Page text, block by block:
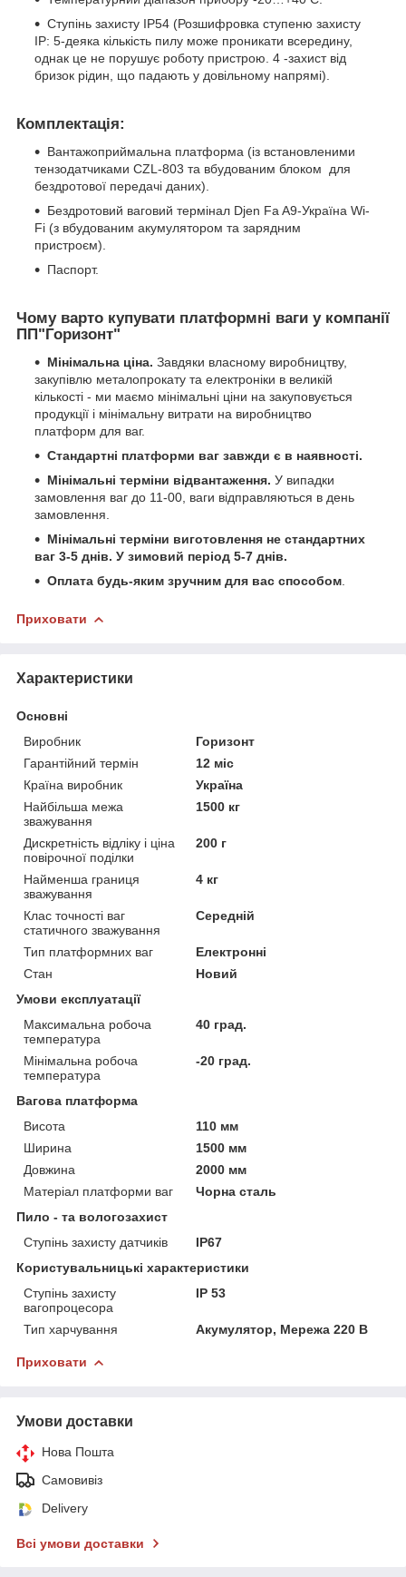
Ступінь захисту IP54 (Розшифровка ступеню захисту
IP: 5-деяка кількість пилу може проникати всередину,
однак це не порушує роботу пристрою. 4 -захист від
бризок рідин, що падають у довільному напрямі).
Комплектація:
Вантажоприймальна платформа (із встановленими
тензодатчиками CZL-803 та вбудованим блоком для
бездротової передачі даних).
Бездротовий ваговий термінал Djen Fa A9-Україна Wi-
Fi (з вбудованим акумулятором та зарядним
пристроєм).
Паспорт.
Чому варто купувати платформні ваги у компанії
ПП"Горизонт"
Мінімальна ціна. Завдяки власному виробництву,
закупівлю металопрокату та електроніки в великій
кількості - ми маємо мінімальні ціни на закуповується
продукції і мінімальну витрати на виробництво
платформ для ваг.
Стандартні платформи ваг завжди є в наявності.
Мінімальні терміни відвантаження. У випадки
замовлення ваг до 11-00, ваги відправляються в день
замовлення.
Мінімальні терміни виготовлення не стандартних
ваг 3-5 днів. У зимовий період 5-7 днів.
Оплата будь-яким зручним для вас способом
Приховати
Характеристики
Основні
Виробник
Горизонт
Гарантійний термін
12 міс
Країна виробник
Україна
Найбільша межа
зважування
1500 кг
Дискретність відліку і ціна
повірочної поділки
200 г
Найменша границя
зважування
4 кг
Клас точності ваг
статичного зважування
Середній
Тип платформних ваг
Електронні
Стан
Новий
Умови експлуатації
Максимальна робоча
температура
40 град.
Мінімальна робоча
температура
-20 град.
Вагова платформа
Висота
110 мм
Ширина
1500 мм
Довжина
2000 мм
Матеріал платформи ваг
Чорна сталь
Пило - та вологозахист
Ступінь захисту датчиків
IP67
Користувальницькі характеристики
Ступінь захисту
вагопроцесора
IP 53
Тип харчування Акумулятор, Мережа 220 В
Приховати
Умови доставки
Нова Пошта
Самовивіз
Delivery
Всі умови доставки